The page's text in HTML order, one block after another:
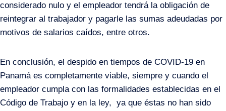
considerado nulo y el empleador tendrá la obligación de
reintegrar al trabajador y pagarle las sumas adeudadas por
motivos de salarios caídos, entre otros.
En conclusión, el despido en tiempos de COVID-19 en
Panamá es completamente viable, siempre y cuando el
empleador cumpla con las formalidades establecidas en el
Código de Trabajo y en la ley, ya que éstas no han sido